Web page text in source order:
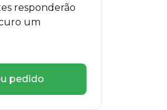
responderão
um
pedido